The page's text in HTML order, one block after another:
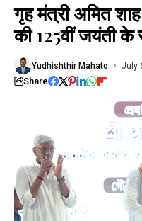
गृह मंत्री अमित शाह
की 125वीं जयंती के
Yudhishthir Mahato July
Share